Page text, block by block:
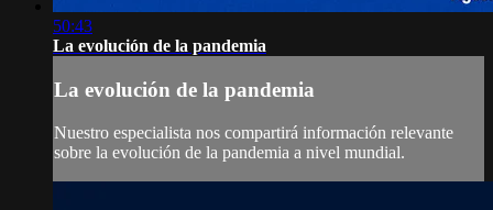
50:43
La evolución de la pandemia
La evolución de la pandemia
Nuestro especialista nos compartirá información relevante
sobre la evolución de la pandemia a nivel mundial.